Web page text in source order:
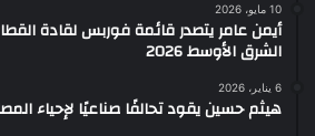
10 مايو، 2026
أيمن عامر يتصدر قائمة فوربس لقادة
الشرق الأوسط 2026
6 يناير، 2026
هيثم حسين يقود تحالفًا صناعيًا لإحياء